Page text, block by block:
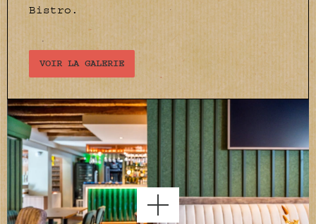
Bistro.
VOIR LA GALERIE